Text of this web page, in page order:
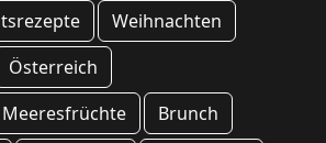
Weihnachten
Österreich
Meeresfrüchte
Brunch